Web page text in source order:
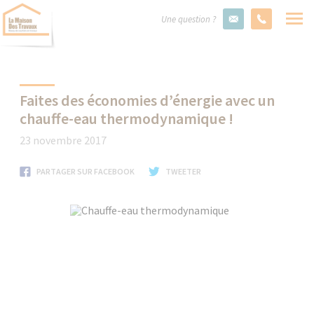
Une question ?
Faites des économies d’énergie avec un
chauffe-eau thermodynamique !
23 novembre 2017
PARTAGER SUR FACEBOOK TWEETER